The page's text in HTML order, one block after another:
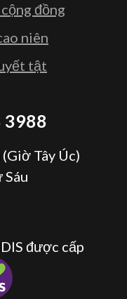
đồng
niên
tật
3988
Tây Úc)
được cấp